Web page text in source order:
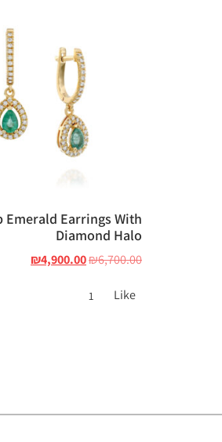
Emerald Earrings With
Diamond Halo
₪6,700.00
₪4,900.00
Like
1